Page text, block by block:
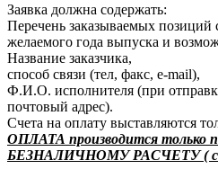
Заявка должна содержать:
Перечень заказываемых позиций
желаемого года выпуска и
Название заказчика,
способ связи (тел, факс, e-mail),
Ф.И.О. исполнителя (при
почтовый адрес).
Счета на оплату выставляются
ОПЛАТА производится только
БЕЗНАЛИЧНОМУ РАСЧЕТУ (